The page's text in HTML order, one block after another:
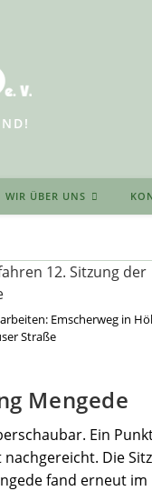
WIR ÜBER UNS
Emscherweg in
Straße
Mengede
Ein
Die
fand erneut im